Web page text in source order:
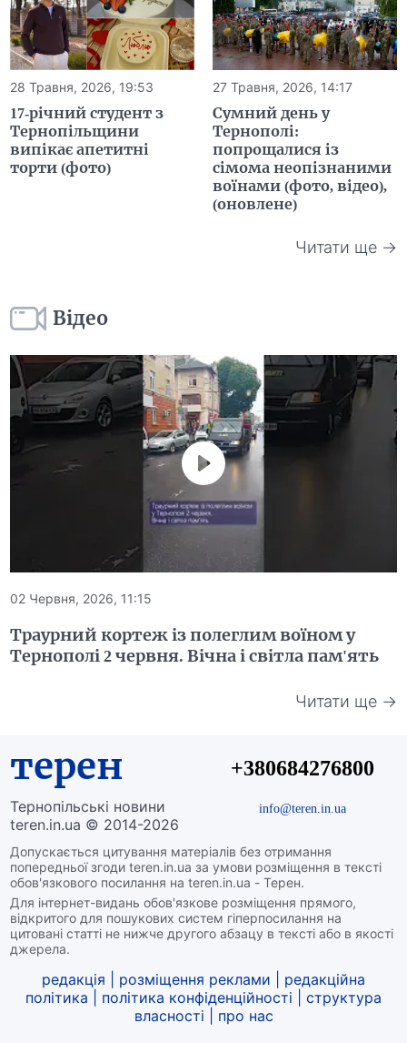
28 Травня, 2026, 19:53
17-річний студент з
Тернопільщини
випікає апетитні
торти (фото)
27 Травня, 2026, 14:17
Сумний день у
Тернополі:
попрощалися із
сімома неопізнаними
воїнами (фото, відео),
(оновлене)
Читати ще →
Відео
02 Червня, 2026, 11:15
Траурний кортеж із полеглим воїном у
Тернополі 2 червня. Вічна і світла пам'ять
Читати ще →
терен
Тернопільські новини
teren.in.ua © 2014-2026
Допускається цитування матеріалів без отримання
попередньої згоди teren.in.ua за умови розміщення в тексті
обов'язкового посилання на teren.in.ua - Терен.
Для інтернет-видань обов'язкове розміщення прямого,
відкритого для пошукових систем гіперпосилання на
цитовані статті не нижче другого абзацу в тексті або в якості
джерела.
+380684276800
info@teren.in.ua
редакція розміщення реклами
редакційна
політика
політика конфіденційності
структура
власності
про нас